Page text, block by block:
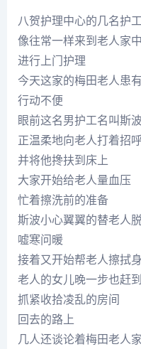
八贺护理中心的几名护工
像往常一样来到老人家中
进行上门护理
今天这家的梅田老人患
行动不便
眼前这名男护工名叫斯
正温柔地向老人打着招
并将他搀扶到床上
大家开始给老人量血压
忙着擦洗前的准备
斯波小心翼翼的替老人
嘘寒问暖
接着又开始帮老人擦拭
老人的女儿晚一步也赶
抓紧收拾凌乱的房间
回去的路上
几人还谈论着梅田老人